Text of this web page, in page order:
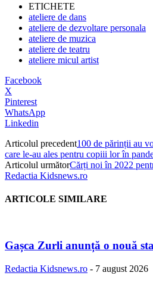
ETICHETE
ateliere de dans
ateliere de dezvoltare personala
ateliere de muzica
ateliere de teatru
ateliere micul artist
Facebook
X
Pinterest
WhatsApp
Linkedin
Articolul precedent100 de părinții au
care le-au ales pentru copiii lor în
Articolul următorCărți noi în 2022
Redactia Kidsnews.ro
ARTICOLE SIMILARE
Gașca Zurli anunță o nouă
Redactia Kidsnews.ro - 7 august 2026